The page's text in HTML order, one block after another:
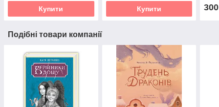
Купити Купити 300
Подібні товари компанії